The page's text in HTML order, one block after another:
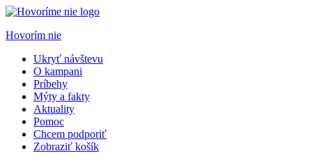
Hovorím nie
Ukryť návštevu
O kampani
Príbehy
Mýty a fakty
Aktuality
Pomoc
Chcem podporiť
Zobraziť košík